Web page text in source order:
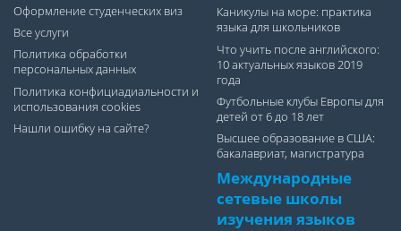
Оформление студенческих виз
Все услуги
Политика обработки
персональных данных
Политика конфициадиальности и
использования cookies
Нашли ошибку на сайте?
Каникулы на море: практика
языка для школьников
Что учить после английского:
10 актуальных языков 2019
года
Футбольные клубы Европы для
детей от 6 до 18 лет
Высшее образование в США:
бакалавриат, магистратура
Международные
сетевые школы
изучения языков